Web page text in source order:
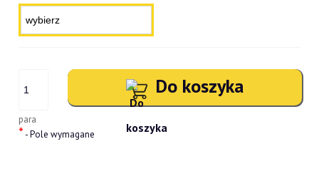
para
Do koszyka
* - Pole wymagane